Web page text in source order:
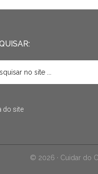
do site
© 2026 · Cuidar do